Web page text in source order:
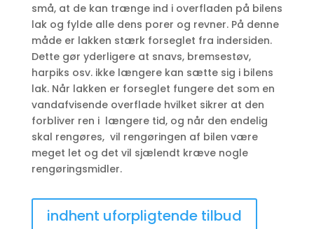
små, at de kan trænge ind i overfladen på bilens
lak og fylde alle dens porer og revner. På denne
måde er lakken stærk forseglet fra indersiden.
Dette gør yderligere at snavs, bremsestøv,
harpiks osv. ikke længere kan sætte sig i bilens
lak. Når lakken er forseglet fungere det som en
vandafvisende overflade hvilket sikrer at den
forbliver ren i længere tid, og når den endelig
skal rengøres, vil rengøringen af bilen være
meget let og det vil sjælendt kræve nogle
rengøringsmidler.
indhent uforpligtende tilbud